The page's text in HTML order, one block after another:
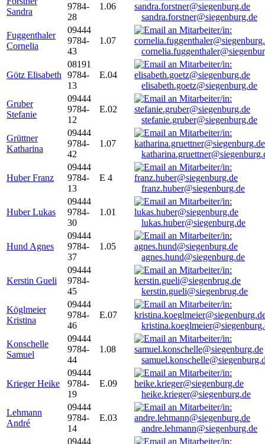
Sandra
9784-
28
1.06
sandra.forstner@siegenburg.de
Fuggenthaler
Cornelia
09444
9784-
43
1.07
Götz Elisabeth
08191
9784-
13
E.04
elisabeth.goetz@siegenburg.de
Gruber
Stefanie
09444
9784-
12
E.02
stefanie.gruber@siegenburg.de
Grüttner
Katharina
09444
9784-
42
1.07
Huber Franz
09444
9784-
13
E 4
franz.huber@siegenburg.de
Huber Lukas
09444
9784-
30
1.01
lukas.huber@siegenburg.de
Hund Agnes
09444
9784-
37
1.05
agnes.hund@siegenburg.de
Kerstin Gueli
09444
9784-
45
kerstin.gueli@siegenbrug.de
Köglmeier
Kristina
09444
9784-
46
E.07
Konschelle
Samuel
09444
9784-
44
1.08
Krieger Heike
09444
9784-
19
E.09
heike.krieger@siegenburg.de
Lehmann
André
09444
9784-
14
E.03
andre.lehmann@siegenburg.de
09444